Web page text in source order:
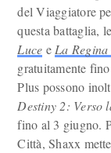
del Viaggiatore
questa battaglia,
Luce e La
gratuitamente
Plus possono
Destiny 2: Verso
fino al 3 giugno.
Città, Shaxx